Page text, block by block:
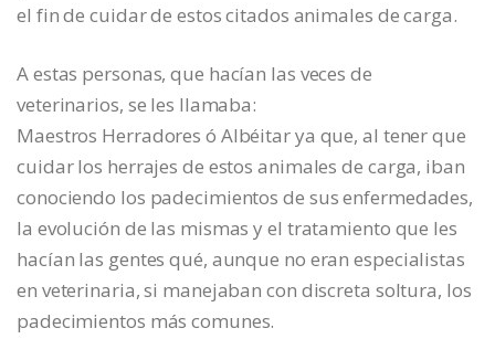
el fin de cuidar de estos citados animales de carga.
A estas personas, que hacían las veces de
veterinarios, se les llamaba:
Maestros Herradores ó Albéitar ya que, al tener que
cuidar los herrajes de estos animales de carga, iban
conociendo los padecimientos de sus enfermedades,
la evolución de las mismas y el tratamiento que les
hacían las gentes qué, aunque no eran especialistas
en veterinaria, si manejaban con discreta soltura, los
padecimientos más comunes.